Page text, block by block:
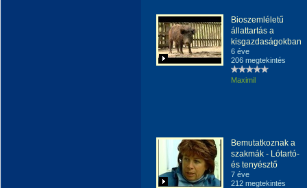
Bioszemléletű
állattartás a
kisgazdaságokban
6 éve
206 megtekintés
Maximil
Bemutatkoznak a
szakmák - Lótartó-
és tenyésztő
7 éve
212 megtekintés